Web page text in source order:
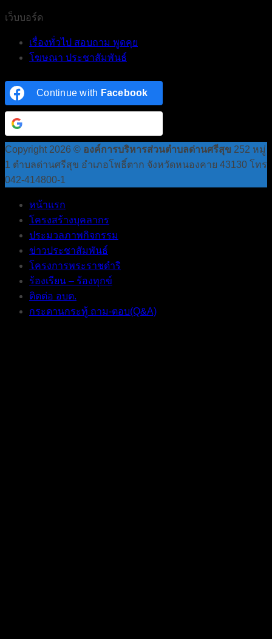
เว็บบอร์ด
เรื่องทั่วไป สอบถาม พูดคุย
โฆษณา ประชาสัมพันธ์
Continue with Facebook
Copyright 2026 © องค์การบริหารส่วนตำบลด่านศรีสุข 252 หมู่
1 ตำบลด่านศรีสุข อำเภอโพธิ์ตาก จังหวัดหนองคาย 43130 โทร
042-414800-1
หน้าแรก
โครงสร้างบุคลากร
ประมวลภาพกิจกรรม
ข่าวประชาสัมพันธ์
โครงการพระราชดำริ
ร้องเรียน – ร้องทุกข์
ติดต่อ อบต.
กระดานกระทู้ ถาม-ตอบ(Q&A)